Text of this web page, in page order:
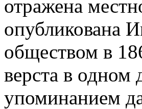
отражена
опубликована
обществом в
верста в
упоминанием